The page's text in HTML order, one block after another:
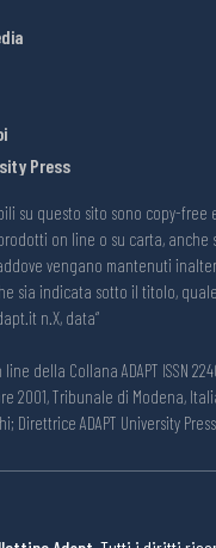
Press
su questo sito sono copy-free
on line o su carta, anche
vengano mantenuti
sia indicata sotto il titolo,
n.X, data“
della Collana ADAPT ISSN
2001, Tribunale di Modena,
Direttrice ADAPT University